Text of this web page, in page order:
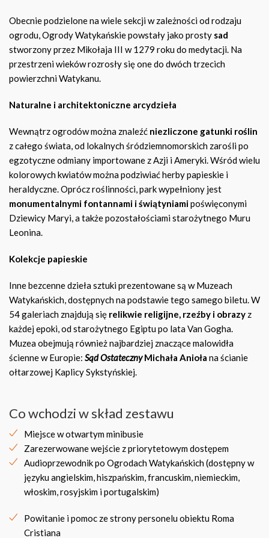
Obecnie podzielone na wiele sekcji w zależności od rodzaju
ogrodu, Ogrody Watykańskie powstały jako prosty sad
stworzony przez Mikołaja III w 1279 roku do medytacji. Na
przestrzeni wieków rozrosły się one do dwóch trzecich
powierzchni Watykanu.
Naturalne i architektoniczne arcydzieła
Wewnątrz ogrodów można znaleźć niezliczone gatunki roślin
z całego świata, od lokalnych śródziemnomorskich zarośli po
egzotyczne odmiany importowane z Azji i Ameryki. Wśród wielu
kolorowych kwiatów można podziwiać herby papieskie i
heraldyczne. Oprócz roślinności, park wypełniony jest
monumentalnymi fontannami i świątyniamipoświęconymi
Dziewicy Maryi, a także pozostałościami starożytnego Muru
Leonina.
Kolekcje papieskie
Inne bezcenne dzieła sztuki prezentowane są w Muzeach
Watykańskich, dostępnych na podstawie tego samego biletu. W
54 galeriach znajdują się relikwie religijne, rzeźby i obrazy z
każdej epoki, od starożytnego Egiptu po lata Van Gogha.
Muzea obejmują również najbardziej znaczące malowidła
ścienne w Europie: Sąd OstatecznyMichała Anioła na ścianie
ołtarzowej Kaplicy Sykstyńskiej.
Co wchodzi w skład zestawu
Miejsce w otwartym minibusie
Zarezerwowane wejście z priorytetowym dostępem
Audioprzewodnik po Ogrodach Watykańskich (dostępny w
języku angielskim, hiszpańskim, francuskim, niemieckim,
włoskim, rosyjskim i portugalskim)
Powitanie i pomoc ze strony personelu obiektu Roma
Cristiana